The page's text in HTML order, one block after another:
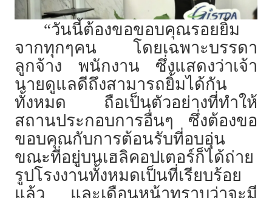
“วันนี้ต้องขอขอบคุณรอยยิ้ม
จากทุกๆคน โดยเฉพาะบรรดา
ลูกจ้าง พนักงาน ซึ่งแสดงว่าเจ้า
นายดูแลดีถึงสามารถยิ้มได้กัน
ทั้งหมด ถือเป็นตัวอย่างที่ทำให้
สถานประกอบการอื่นๆ ซึ่งต้องขอ
ขอบคุณกับการต้อนรับที่อบอุ่น
ขณะที่อยู่บนเฮลิคอปเตอร์ก็ได้ถ่าย
รูปโรงงานทั้งหมดเป็นที่เรียบร้อย
แล้ว และเดือนหน้าทราบว่าจะมี